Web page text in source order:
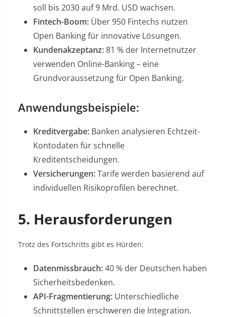
soll bis 2030 auf 9 Mrd. USD wachsen.
Fintech-Boom: Über 950 Fintechs nutzen
Open Banking für innovative Lösungen.
Kundenakzeptanz:81 % der Internetnutzer
verwenden Online-Banking – eine
Grundvoraussetzung für Open Banking.
Anwendungsbeispiele:
Kreditvergabe: Banken analysieren Echtzeit-
Kontodaten für schnelle
Kreditentscheidungen.
Versicherungen:Tarife werden basierend auf
individuellen Risikoprofilen berechnet.
5. Herausforderungen
Trotz des Fortschritts gibt es Hürden:
Datenmissbrauch:40 % der Deutschen haben
Sicherheitsbedenken.
API-Fragmentierung: Unterschiedliche
Schnittstellen erschweren die Integration.